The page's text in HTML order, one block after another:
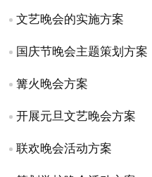
文艺晚会的实施方案
国庆节晚会主题策划方案
篝火晚会方案
开展元旦文艺晚会方案
联欢晚会活动方案